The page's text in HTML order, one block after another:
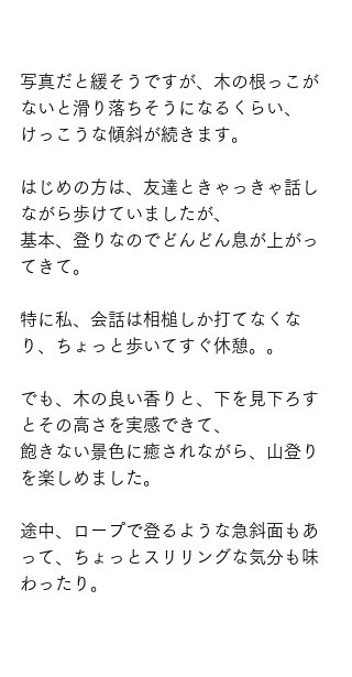
写真だと緩そうですが、木の根っこが
ないと滑り落ちそうになるくらい、
けっこうな傾斜が続きます。
はじめの方は、友達ときゃっきゃ話し
ながら歩けていましたが、
基本、登りなのでどんどん息が上がっ
てきて。
特に私、会話は相槌しか打てなくな
り、ちょっと歩いてすぐ休憩。。
でも、木の良い香りと、下を見下ろす
とその高さを実感できて、
飽きない景色に癒されながら、山登り
を楽しめました。
途中、ロープで登るような急斜面もあ
って、ちょっとスリリングな気分も味
わったり。